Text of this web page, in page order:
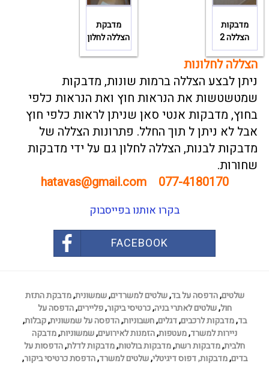
מדבקות
הצללה 2
מדבקת
הצללה לחלון
הצללה לחלונות
ניתן לבצע הצללה ברמות שונות, מדבקות
שמטשטשות את הנראות חוץ ואת הנראות כלפי
בחוץ, מדבקות אנטי סאן שניתן לראות כלפי חוץ
אבל לא ניתן ל תוך החלל. פתרונות הצללה של
מדבקות לבנות, הצללה לחלון גם על ידי מדבקות
שחורות.
077-4180170
hatavas@gmail.com
בקרו אותנו בפייסבוק
FACEBOOK
שלטים,הדפסה על בד,שלטים למשרדים,שמשונית,מדבקת התזת
חול,שלטים לאתרי בניה,כרטיסי ביקור,פליירים,הדפסה על
בד,מדבקות לרכבים,דגלים,חשבוניות,הדפסה על שמשונית,קבלות,
ניירות למשרד,מעטפות,הזמנות לאירועים,שמשוניות,מדבקה
חלבית,מדבקות רשת,מדבקות בולטות,מדבקות לדלת,הדפסות על
בדים,מדבקות,דפוס דיגיטלי,שלטים למשרד,הדפסת כרטיסי ביקור,